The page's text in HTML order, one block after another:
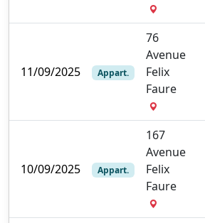
11/09/2025 Appart.
76
Avenue
Felix
Faure
10/09/2025 Appart.
167
Avenue
Felix
Faure